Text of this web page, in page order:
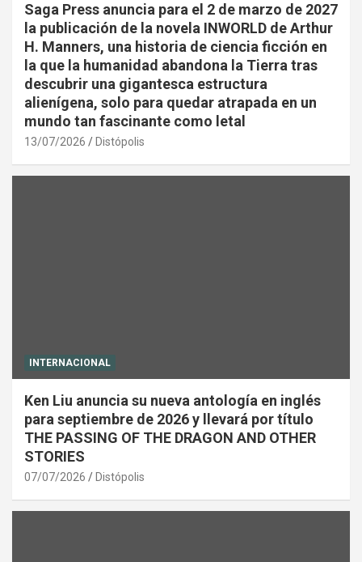
Saga Press anuncia para el 2 de marzo de 2027
la publicación de la novela INWORLD de Arthur
H. Manners, una historia de ciencia ficción en
la que la humanidad abandona la Tierra tras
descubrir una gigantesca estructura
alienígena, solo para quedar atrapada en un
mundo tan fascinante como letal
13/07/2026 Distópolis
INTERNACIONAL
Ken Liu anuncia su nueva antología en inglés
para septiembre de 2026 y llevará por título
THE PASSING OF THE DRAGON AND OTHER
STORIES
07/07/2026 Distópolis